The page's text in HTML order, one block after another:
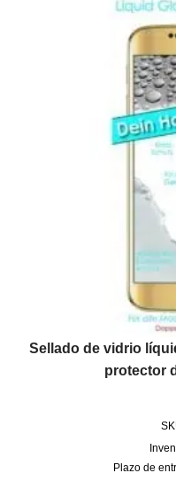
Sellado de vidrio
protector
Plazo de